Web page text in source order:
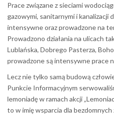
Prace związane z sieciami
gazowymi, sanitarnymi i kanalizacji
intensywne oraz prowadzone na
Prowadzono działania na ulicach
Lublańska, Dobrego Pasterza,
prowadzone są intensywne prace
Lecz nie tylko samą budową
Punkcie Informacyjnym
lemoniadę w ramach akcji
to w imię wsparcia dla